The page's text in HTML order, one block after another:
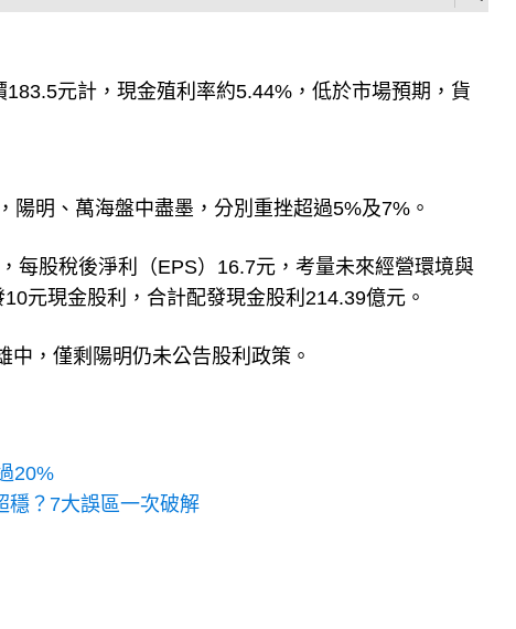
元計，現金殖利率約5.44%，低於市場預期，貨
明、萬海盤中盡墨，分別重挫超過5%及7%。
每股稅後淨利（EPS）16.7元，考量未來經營環境與
元現金股利，合計配發現金股利214.39億元。
，僅剩陽明仍未公告股利政策。
20%
穩？7大誤區一次破解